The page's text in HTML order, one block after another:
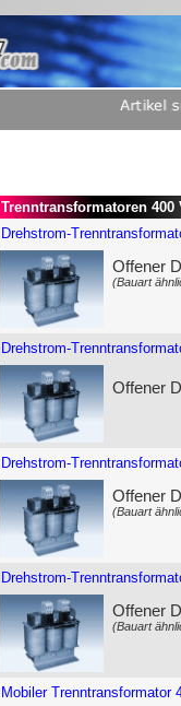
Trenntransformatoren 400
Drehstrom-
Offener
(Bauart
Drehstrom-
Offener
Drehstrom-
Offener
(Bauart
Drehstrom-
Offener
(Bauart
Mobiler Trenntransformator